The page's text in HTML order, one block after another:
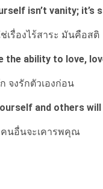
isn’t vanity; it’s
เรื่องไร้สาระ มันคือสติ
the ability to love,
จงรักตัวเองก่อน
and others
คนอื่นจะเคารพคุณ